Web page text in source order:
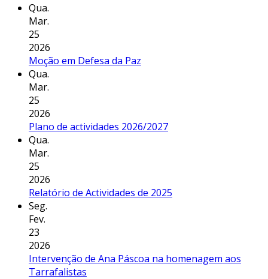
Qua.
Mar.
25
2026
Moção em Defesa da Paz
Qua.
Mar.
25
2026
Plano de actividades 2026/2027
Qua.
Mar.
25
2026
Relatório de Actividades de 2025
Seg.
Fev.
23
2026
Intervenção de Ana Páscoa na homenagem aos
Tarrafalistas